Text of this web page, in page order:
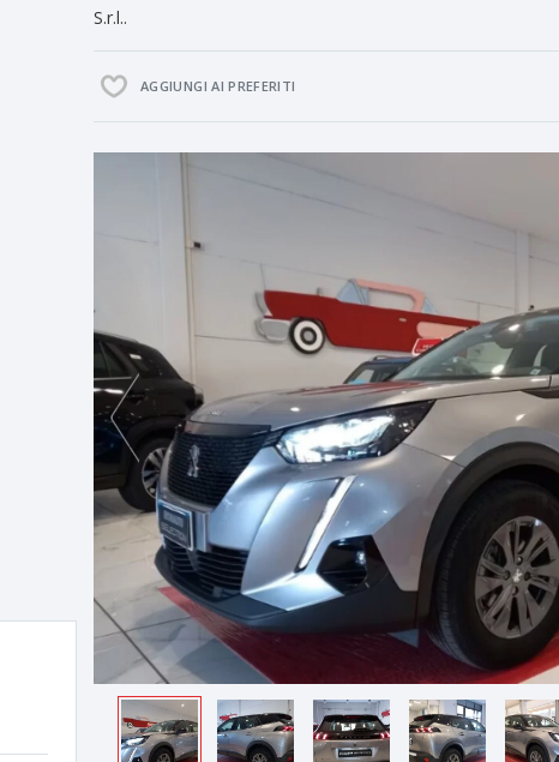
S.r.l..
AGGIUNGI AI PREFERITI
Previous